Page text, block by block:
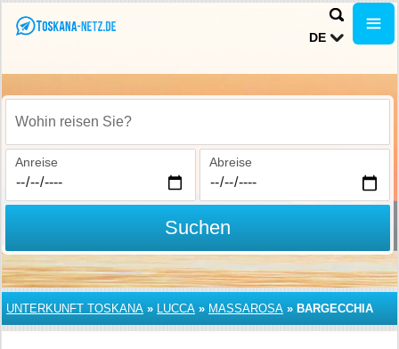
DE
Wohin reisen Sie?
Anreise Abreise
Suchen
UNTERKUNFT TOSKANA » LUCCA » MASSAROSA » BARGECCHIA